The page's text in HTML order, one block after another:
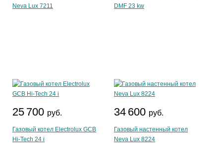
Neva Lux 7211
DMF 23 kw
25 700 руб.
Газовый котел Electrolux GCB
Hi-Tech 24 i
34 600 руб.
Газовый настенный котел
Neva Lux 8224